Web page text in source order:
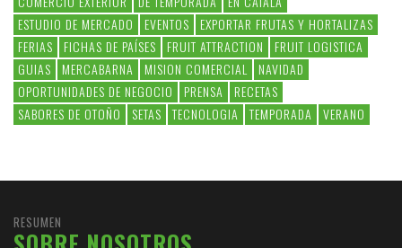
ESTUDIO DE MERCADO
EVENTOS
EXPORTAR FRUTAS Y HORTALIZAS
FERIAS
FICHAS DE PAÍSES FRUIT ATTRACTION
FRUIT LOGISTICA
GUIAS
MERCABARNA MISION COMERCIAL
NAVIDAD
OPORTUNIDADES DE NEGOCIO
PRENSA
RECETAS
SABORES DE OTOÑO
SETAS TECNOLOGIA TEMPORADA VERANO
RESUMEN